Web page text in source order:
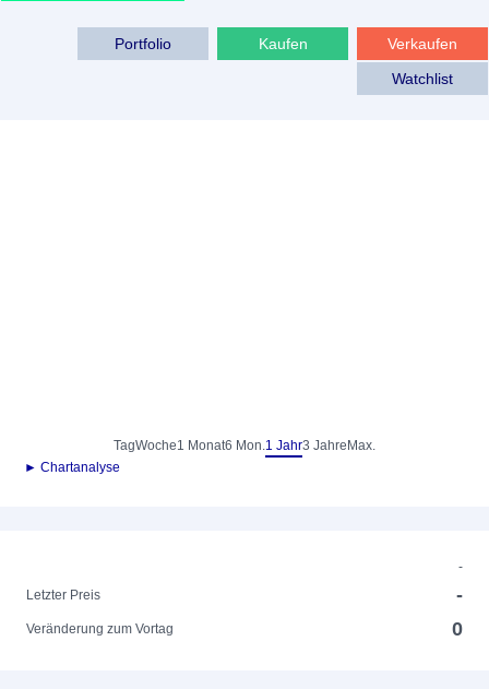
Verkaufen
Kaufen
Portfolio
Watchlist
TagWoche1 Monat6 Mon.1 Jahr3 Jahre Max.
► Chartanalyse
-
Letzter Preis
-
Veränderung zum Vortag 0